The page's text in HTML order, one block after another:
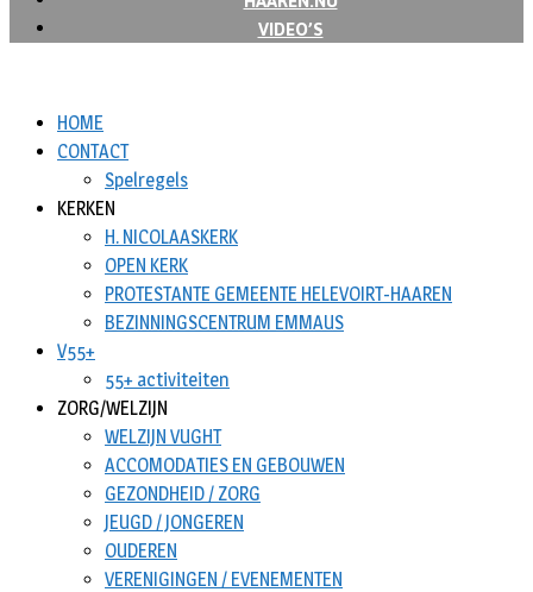
VIDEO’S
HOME
CONTACT
Spelregels
KERKEN
H. NICOLAASKERK
OPEN KERK
PROTESTANTE GEMEENTE HELEVOIRT-HAAREN
BEZINNINGSCENTRUM EMMAUS
V55+
55+ activiteiten
ZORG/WELZIJN
WELZIJN VUGHT
ACCOMODATIES EN GEBOUWEN
GEZONDHEID / ZORG
JEUGD / JONGEREN
OUDEREN
VERENIGINGEN / EVENEMENTEN